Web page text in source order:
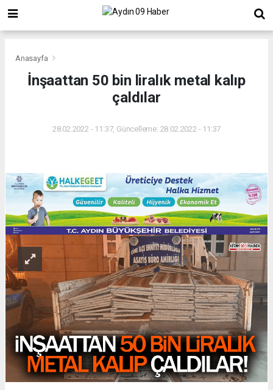
Anasayfa
İnşaattan 50 bin liralık metal kalıp
çaldılar
28.02.2022 - 11:37, Güncelleme: 28.02.2022 - 11:37